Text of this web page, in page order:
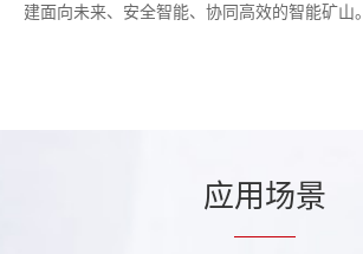
建面向未来、安全智能、协同高效的智能矿山。
应用场景